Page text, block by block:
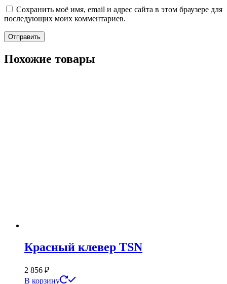
Сохранить моё имя, email и адрес сайта в этом браузере для
последующих моих комментариев.
Похожие товары
Красный клевер ТSN
2 856 ₽
В корзину